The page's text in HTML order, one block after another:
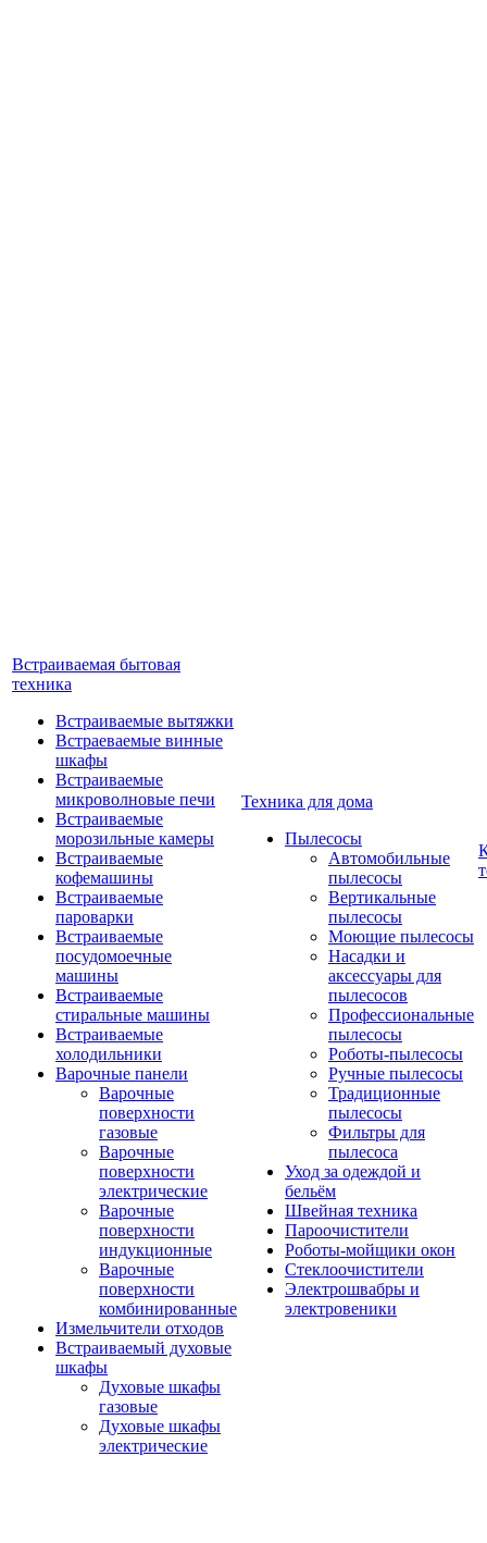
Встраиваемая бытовая
техника
Встраиваемые вытяжки
Встраеваемые винные
шкафы
Встраиваемые
микроволновые печи
Встраиваемые
морозильные камеры
Встраиваемые
кофемашины
Встраиваемые
пароварки
Встраиваемые
посудомоечные
машины
Встраиваемые
стиральные машины
Встраиваемые
холодильники
Варочные панели
Варочные
поверхности
газовые
Варочные
поверхности
электрические
Варочные
поверхности
индукционные
Варочные
поверхности
комбинированные
Измельчители отходов
Встраиваемый духовые
шкафы
Духовые шкафы
газовые
Духовые шкафы
электрические
Техника для дома
Пылесосы
Автомобильные
пылесосы
Вертикальные
пылесосы
Моющие пылесосы
Насадки и
аксессуары для
пылесосов
Профессиональные
пылесосы
Роботы-пылесосы
Ручные пылесосы
Традиционные
пылесосы
Фильтры для
пылесоса
Уход за одеждой и
бельём
Швейная техника
Пароочистители
Роботы-мойщики окон
Стеклоочистители
Электрошвабры и
электровеники